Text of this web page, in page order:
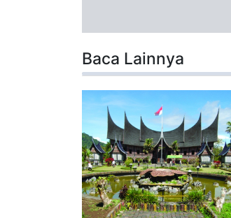
Baca Lainnya